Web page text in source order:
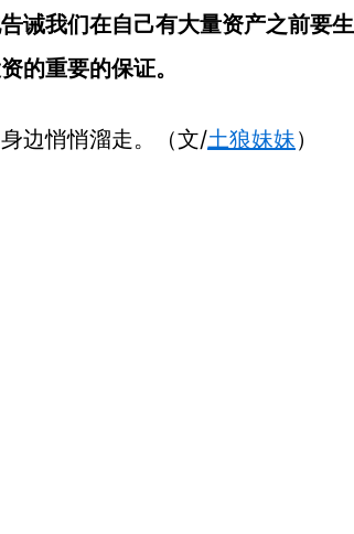
诫我们在自己有大量资产之前要生
的重要的保证。
边悄悄溜走。（文/土狼妹妹）